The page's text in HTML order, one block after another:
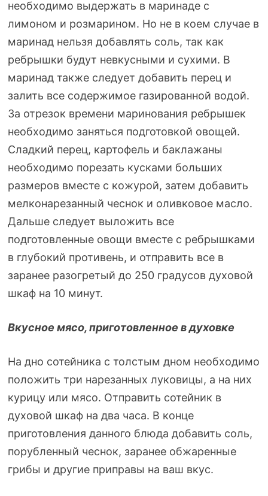
необходимо выдержать в маринаде с
лимоном и розмарином. Но не в коем случае в
маринад нельзя добавлять соль, так как
ребрышки будут невкусными и сухими. В
маринад также следует добавить перец и
залить все содержимое газированной водой.
За отрезок времени маринования ребрышек
необходимо заняться подготовкой овощей.
Сладкий перец, картофель и баклажаны
необходимо порезать кусками больших
размеров вместе с кожурой, затем добавить
мелконарезанный чеснок и оливковое масло.
Дальше следует выложить все
подготовленные овощи вместе с ребрышками
в глубокий противень, и отправить все в
заранее разогретый до 250 градусов духовой
шкаф на 10 минут.
Вкусное мясо, приготовленное в духовке
На дно сотейника с толстым дном необходимо
положить три нарезанных луковицы, а на них
курицу или мясо. Отправить сотейник в
духовой шкаф на два часа. В конце
приготовления данного блюда добавить соль,
порубленный чеснок, заранее обжаренные
грибы и другие приправы на ваш вкус.